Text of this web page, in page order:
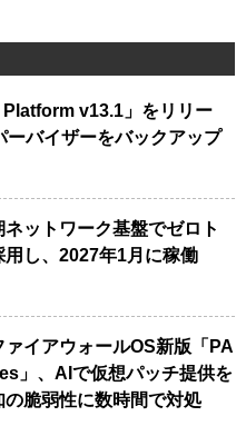
Platform v13.1」をリリー
ーバイザーをバックアップ
ットワーク基盤でゼロト
用し、2027年1月に稼働
イアウォールOS新版「PA
」、AIで仮想パッチ提供を
脆弱性に数時間で対処